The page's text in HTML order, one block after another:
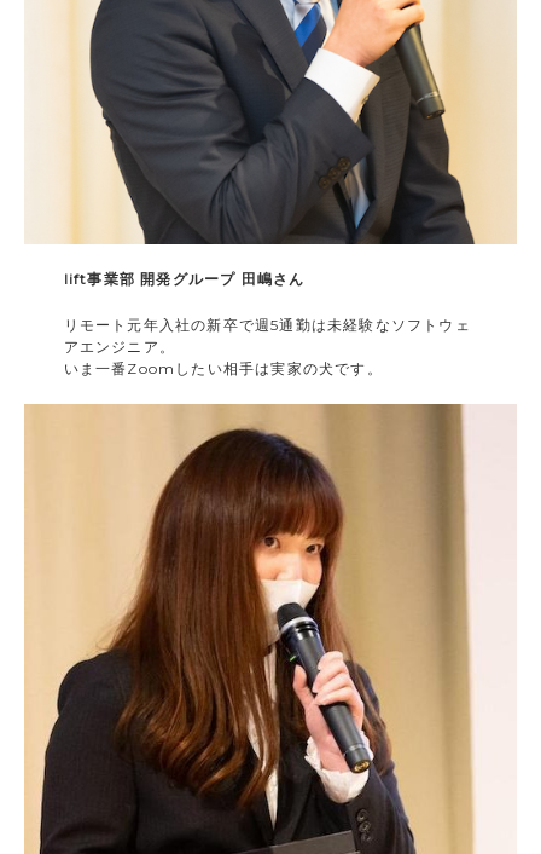
lift事業部 開発グループ 田嶋さん
リモート元年入社の新卒で週5通勤は未経験なソフトウェ
アエンジニア。
いま一番Zoomしたい相手は実家の犬です。